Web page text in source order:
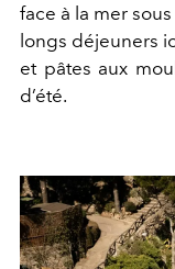
face à la mer
longs déjeuners
et pâtes aux
d’été.